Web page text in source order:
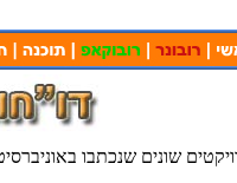
שונים שנכתבו